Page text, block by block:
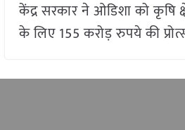
केंद्र सरकार ने ओडिशा को कृषि
के लिए 155 करोड़ रुपये की